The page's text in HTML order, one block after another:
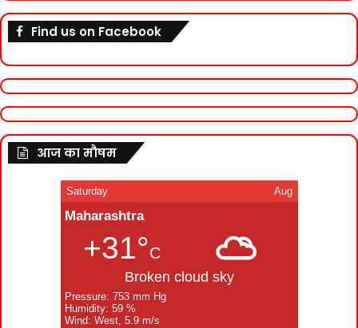
Find us on Facebook
आज का मौषम
Saturday Aug
Maharashtra
+31°C
Broken cloud sky
Pressure: 753 mm Hg
Humidity: 59 %
Wind: West, 5.9 m/s